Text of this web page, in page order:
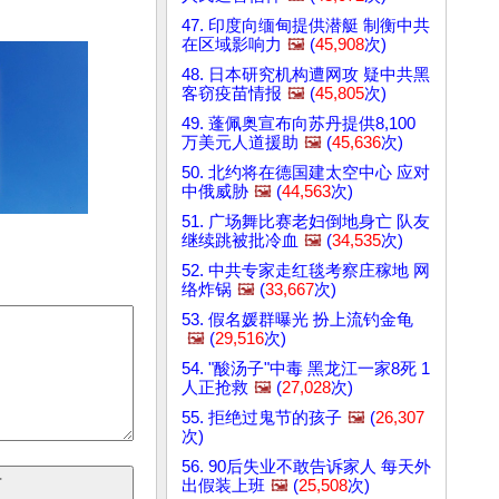
47. 印度向缅甸提供潜艇 制衡中共
在区域影响力 🖼️ (45,908次)
48. 日本研究机构遭网攻 疑中共黑
客窃疫苗情报 🖼️ (45,805次)
49. 蓬佩奥宣布向苏丹提供8,100
万美元人道援助 🖼️ (45,636次)
50. 北约将在德国建太空中心 应对
中俄威胁 🖼️ (44,563次)
51. 广场舞比赛老妇倒地身亡 队友
继续跳被批冷血 🖼️ (34,535次)
52. 中共专家走红毯考察庄稼地 网
络炸锅 🖼️ (33,667次)
53. 假名媛群曝光 扮上流钓金龟
🖼️ (29,516次)
54. "酸汤子"中毒 黑龙江一家8死 1
人正抢救 🖼️ (27,028次)
55. 拒绝过鬼节的孩子 🖼️ (26,307
次)
56. 90后失业不敢告诉家人 每天外
出假装上班 🖼️ (25,508次)